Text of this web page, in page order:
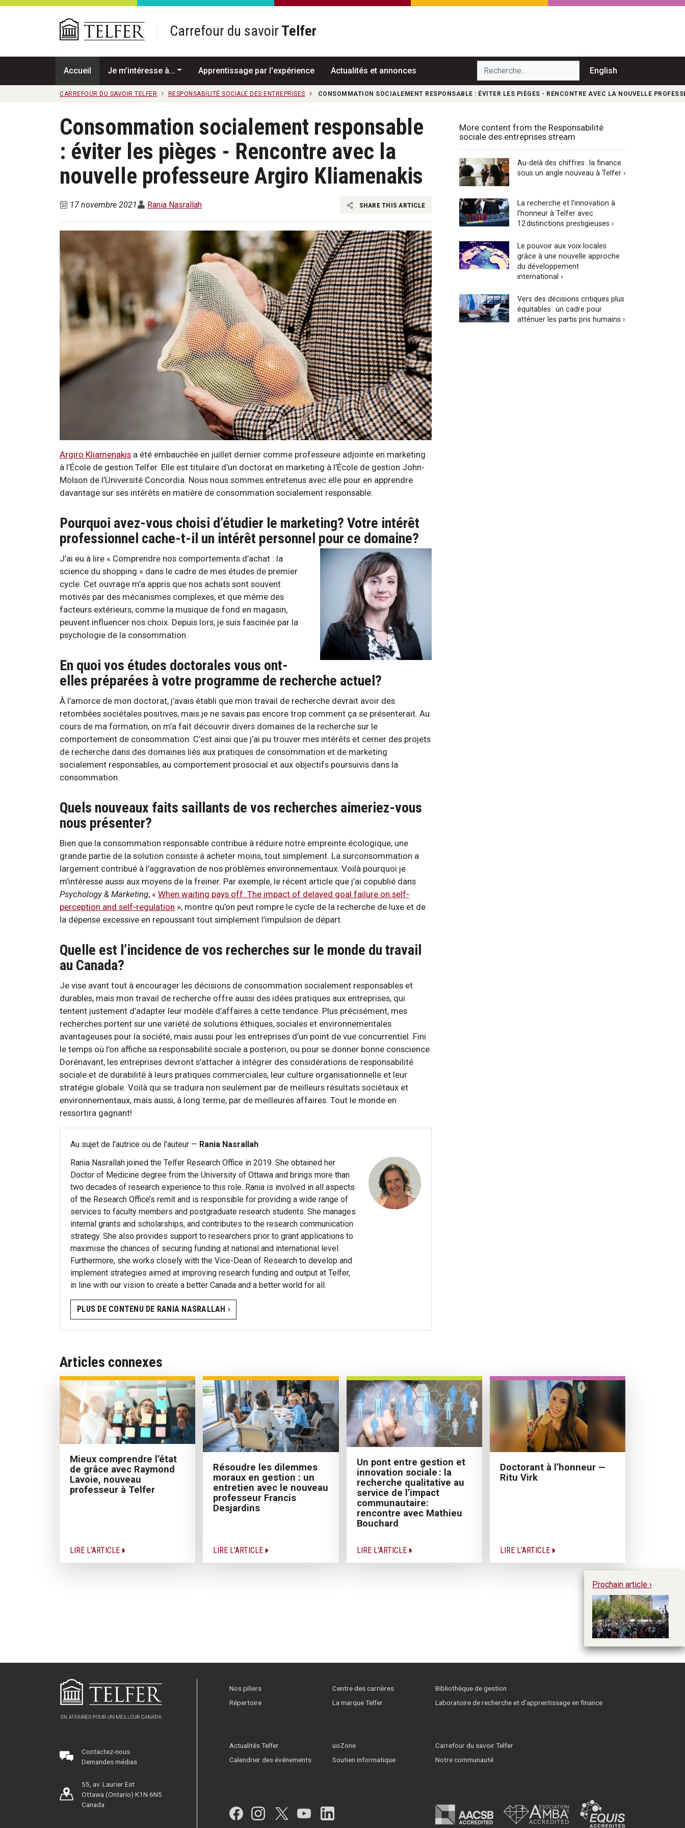
Passer au contenu principal
Carrefour du savoir Telfer
Accueil Je m’intéresse à… Apprentissage par l'expérience Actualités et annonces Recherche... English
CARREFOUR DU SAVOIR TELFER RESPONSABILITÉ SOCIALE DES ENTREPRISES CONSOMMATION SOCIALEMENT RESPONSABLE : ÉVITER LES PIÈGES - RENCONTRE AVEC LA NOUVELLE
Consommation socialement responsable
: éviter les pièges - Rencontre avec la
nouvelle professeure Argiro Kliamenakis
17 novembre 2021 Rania Nasrallah SHARE THIS ARTICLE
Argiro Kliamenakis a été embauchée en juillet dernier comme professeure adjointe en marketing
à l’École de gestion Telfer. Elle est titulaire d’un doctorat en marketing à l’École de gestion John-
Molson de l’Université Concordia. Nous nous sommes entretenus avec elle pour en apprendre
davantage sur ses intérêts en matière de consommation socialement responsable.
Pourquoi avez-vous choisi d’étudier le marketing? Votre intérêt
professionnel cache-t-il un intérêt personnel pour ce domaine?
J’ai eu à lire « Comprendre nos comportements d’achat : la
science du shopping » dans le cadre de mes études de premier
cycle. Cet ouvrage m’a appris que nos achats sont souvent
motivés par des mécanismes complexes, et que même des
facteurs extérieurs, comme la musique de fond en magasin,
peuvent influencer nos choix. Depuis lors, je suis fascinée par la
psychologie de la consommation.
En quoi vos études doctorales vous ont-
elles préparées à votre programme de recherche actuel?
À l’amorce de mon doctorat, j’avais établi que mon travail de recherche devrait avoir des
retombées sociétales positives, mais je ne savais pas encore trop comment ça se présenterait. Au
cours de ma formation, on m’a fait découvrir divers domaines de la recherche sur le
comportement de consommation. C’est ainsi que j’ai pu trouver mes intérêts et cerner des projets
de recherche dans des domaines liés aux pratiques de consommation et de marketing
socialement responsables, au comportement prosocial et aux objectifs poursuivis dans la
consommation.
Quels nouveaux faits saillants de vos recherches aimeriez-vous
nous présenter?
Bien que la consommation responsable contribue à réduire notre empreinte écologique, une
grande partie de la solution consiste à acheter moins, tout simplement. La surconsommation a
largement contribué à l’aggravation de nos problèmes environnementaux. Voilà pourquoi je
m’intéresse aussi aux moyens de la freiner. Par exemple, le récent article que j’ai copublié dans
Psychology & Marketing, « When waiting pays off: The impact of delayed goal failure on self‐
perception and self‐regulation », montre qu’on peut rompre le cycle de la recherche de luxe et de
la dépense excessive en repoussant tout simplement l’impulsion de départ.
Quelle est l’incidence de vos recherches sur le monde du travail
au Canada?
Je vise avant tout à encourager les décisions de consommation socialement responsables et
durables, mais mon travail de recherche offre aussi des idées pratiques aux entreprises, qui
tentent justement d’adapter leur modèle d’affaires à cette tendance. Plus précisément, mes
recherches portent sur une variété de solutions éthiques, sociales et environnementales
avantageuses pour la société, mais aussi pour les entreprises d’un point de vue concurrentiel. Fini
le temps où l’on affiche sa responsabilité sociale a posteriori, ou pour se donner bonne conscience.
Dorénavant, les entreprises devront s’attacher à intégrer des considérations de responsabilité
sociale et de durabilité à leurs pratiques commerciales, leur culture organisationnelle et leur
stratégie globale. Voilà qui se traduira non seulement par de meilleurs résultats sociétaux et
environnementaux, mais aussi, à long terme, par de meilleures affaires. Tout le monde en
ressortira gagnant!
Au sujet de l'autrice ou de l'auteur — Rania Nasrallah
Rania Nasrallah joined the Telfer Research Office in 2019. She obtained her
Doctor of Medicine degree from the University of Ottawa and brings more than
two decades of research experience to this role. Rania is involved in all aspects
of the Research Office’s remit and is responsible for providing a wide range of
services to faculty members and postgraduate research students. She manages
internal grants and scholarships, and contributes to the research communication
strategy. She also provides support to researchers prior to grant applications to
maximise the chances of securing funding at national and international level.
Furthermore, she works closely with the Vice-Dean of Research to develop and
implement strategies aimed at improving research funding and output at Telfer,
in line with our vision to create a better Canada and a better world for all.
PLUS DE CONTENU DE RANIA NASRALLAH ›
More content from the Responsabilité
sociale des entreprises stream
Au-delà des chiffres : la finance
sous un angle nouveau à Telfer ›
La recherche et l’innovation à
l’honneur à Telfer avec
12 distinctions prestigieuses ›
Le pouvoir aux voix locales
grâce à une nouvelle approche
du développement
international ›
Vers des décisions critiques plus
équitables : un cadre pour
atténuer les partis pris humains ›
Articles connexes
Mieux comprendre l’état
de grâce avec Raymond
Lavoie, nouveau
professeur à Telfer
LIRE L'ARTICLE
Résoudre les dilemmes
moraux en gestion : un
entretien avec le nouveau
professeur Francis
Desjardins
LIRE L'ARTICLE
Un pont entre gestion et
innovation sociale : la
recherche qualitative au
service de l’impact
communautaire:
rencontre avec Mathieu
Bouchard
LIRE L'ARTICLE
Doctorant à l’honneur —
Ritu Virk
LIRE L'ARTICLE
Prochain article ›
Contactez-nous
Demandes médias
55, av. Laurier Est
Ottawa (Ontario) K1N 6N5
Canada
Nos piliers
Répertoire
Centre des carrières
La marque Telfer
Bibliothèque de gestion
Laboratoire de recherche et d’apprentissage en finance
Actualités Telfer
Calendrier des événements
uoZone
Soutien informatique
Carrefour du savoir Telfer
Notre communauté
Facebook
Instagram
Twitter
YouTubeLinkedIn